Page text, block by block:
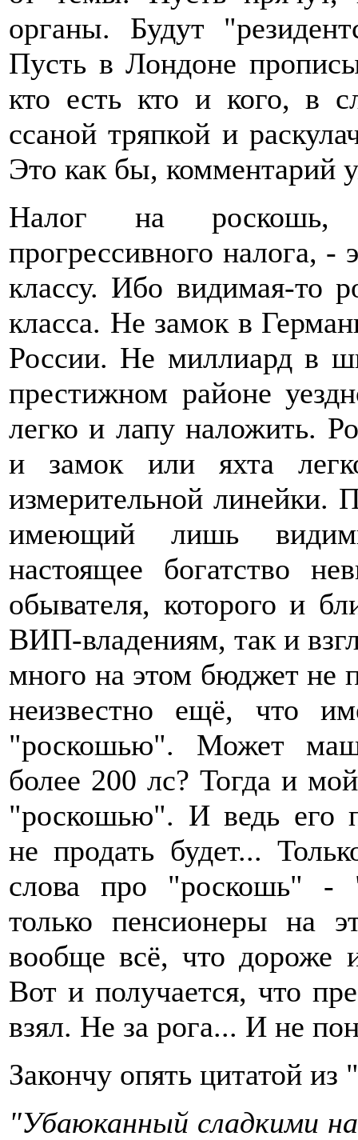
органы. Будут
Пусть в Лондоне
кто есть кто и кого, в
ссаной тряпкой и
Это как бы, комментарий
Налог на роскошь,
прогрессивного налога, -
классу. Ибо видимая-то
класса. Не замок в
России. Не миллиард в
престижном районе
легко и лапу наложить.
и замок или яхта
измерительной линейки.
имеющий лишь
настоящее богатство
обывателя, которого и
ВИП-владениям, так и
много на этом бюджет не
неизвестно ещё, что
"роскошью". Может
более 200 лс? Тогда и
"роскошью". И ведь его
не продать будет...
слова про "роскошь" -
только пенсионеры на
вообще всё, что дороже
Вот и получается, что
взял. Не за рога... И не
Закончу опять цитатой
"Убаюканный сладкими